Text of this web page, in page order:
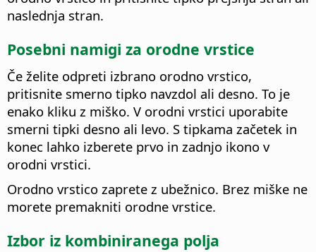
naslednja stran.
Posebni namigi za orodne vrstice
Če želite odpreti izbrano orodno vrstico,
pritisnite smerno tipko navzdol ali desno. To je
enako kliku z miško. V orodni vrstici uporabite
smerni tipki desno ali levo. S tipkama začetek in
konec lahko izberete prvo in zadnjo ikono v
orodni vrstici.
Orodno vrstico zaprete z ubežnico. Brez miške ne
morete premakniti orodne vrstice.
Izbor iz kombiniranega polja